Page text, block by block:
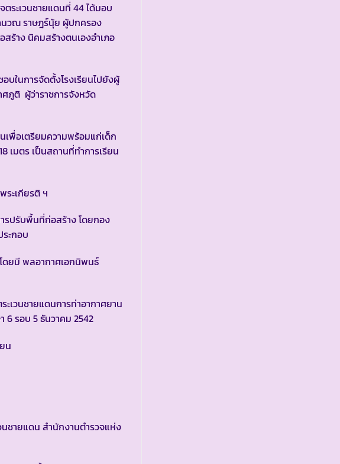
ะเวนชายแดนที่ 44 ได้มอบ
นวณ ราษฎร์นุ้ย ผู้ปกครอง
ร้าง นิคมสร้างตนเองอำเภอ
ในการจัดตั้งโรงเรียนไปยังผู้
ภูติ ผู้ว่าราชการจังหวัด
พื่อเตรียมความพร้อมแก่เด็ก
เมตร เป็นสถานที่ทำการเรียน
ะเกียรติ ฯ
ปรับพื้นที่ก่อสร้าง โดยกอง
ะกอบ
ดยมี พลอากาศเอกนิพนธ์
เวนชายแดนการท่าอากาศยาน
6 รอบ 5 ธันวาคม 2542
น
นชายแดน สำนักงานตำรวจแห่ง